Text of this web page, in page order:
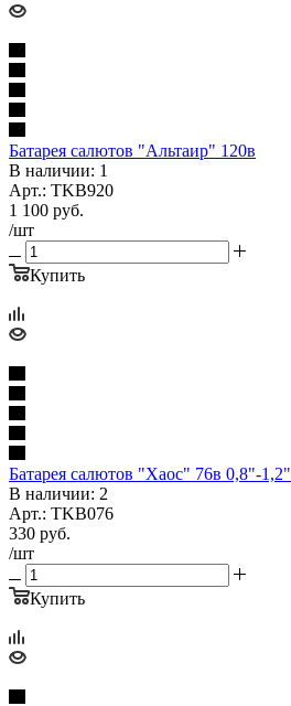
Батарея салютов "Альтаир" 120в
В наличии: 1
Арт.: TKB920
1 100 руб.
/шт
Купить
Батарея салютов "Хаос" 76в 0,8"-1,2"
В наличии: 2
Арт.: TKB076
330 руб.
/шт
Купить